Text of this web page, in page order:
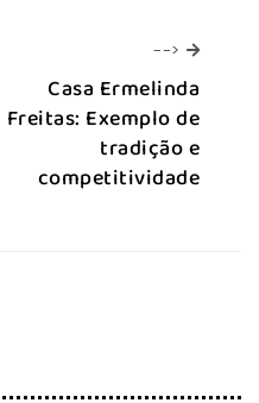
--> -->
Casa Ermelinda
Freitas: Exemplo de
tradição e
competitividade